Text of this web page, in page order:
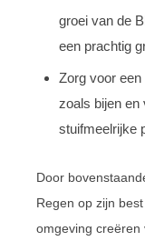
groei van de
een prachtig
Zorg voor
zoals bijen en
stuifmeelrijke
Door
Regen op zijn
omgeving creëren